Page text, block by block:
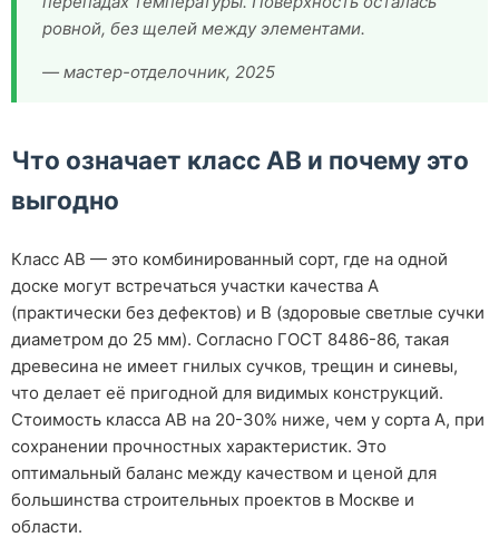
ровной, без щелей между элементами.
— мастер-отделочник, 2025
Что означает класс АВ и почему это
выгодно
Класс АВ — это комбинированный сорт, где на одной
доске могут встречаться участки качества А
(практически без дефектов) и В (здоровые светлые сучки
диаметром до 25 мм). Согласно ГОСТ 8486-86, такая
древесина не имеет гнилых сучков, трещин и синевы,
что делает её пригодной для видимых конструкций.
Стоимость класса АВ на 20-30% ниже, чем у сорта А, при
сохранении прочностных характеристик. Это
оптимальный баланс между качеством и ценой для
большинства строительных проектов в Москве и
области.